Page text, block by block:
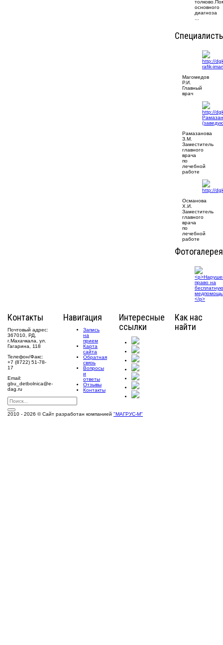
основного
диагноза
Магомедов
Р.И.
Главный
врач
Рамазанова
З.М.
Заместитель
главного
врача
по
лечебной
работе
Османова
Х.И.
Заместитель
главного
врача
по
лечебной
работе
Фотогалерея
Контакты
Почтовый адрес:
367010, РД,
г.Махачкала, ул.
Гагарина, 118
Телефон/Факс:
+7 (8722) 51-78-
17
Email:
gbu_detbolnica@e-
dag.ru
Навигация
Запись
на
прием
Карта
сайта
Обратная
связь
Вопросы
и
ответы
Отзывы
Контакты
Интересные
ссылки
Как нас
найти
2010 - 2026 © Сайт разработан компанией "МАГРУС-М"